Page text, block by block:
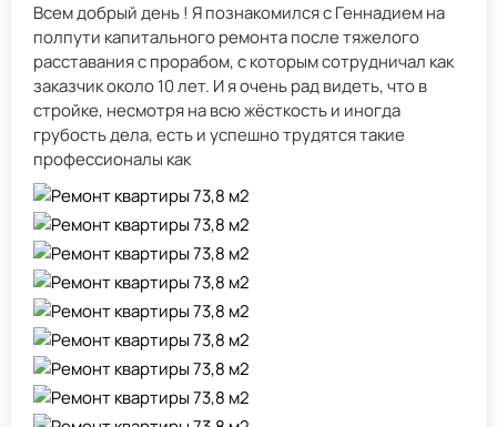
Всем добрый день ! Я познакомился с Геннадием на
полпути капитального ремонта после тяжелого
расставания с прорабом, с которым сотрудничал как
заказчик около 10 лет. И я очень рад видеть, что в
стройке, несмотря на всю жёсткость и иногда
грубость дела, есть и успешно трудятся такие
профессионалы как